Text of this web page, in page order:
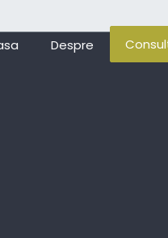
Despre